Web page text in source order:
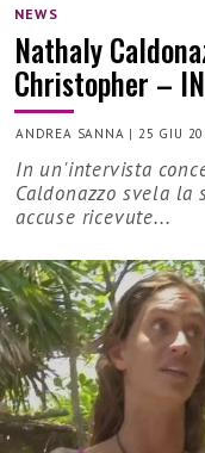
NEWS
Nathaly
Christopher –
ANDREA SANNA |25 GIU
In un'intervista
Caldonazzo svela la
accuse ricevute...